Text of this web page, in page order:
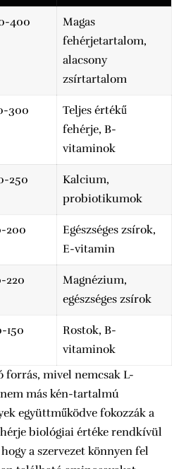
400
Magas
fehérjetartalom,
alacsony
zsírtartalom
300
Teljes értékű
fehérje, B-
vitaminok
250
Kalcium,
probiotikumok
200
Egészséges zsírok,
E-vitamin
220
Magnézium,
egészséges zsírok
150
Rostok, B-
vitaminok
forrás, mivel nemcsak L-
más kén-tartalmú
együttműködve fokozzák a
biológiai értéke rendkívül
a szervezet könnyen fel